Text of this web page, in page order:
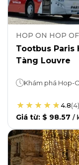
HOP ON HOP
Tootbus Paris
Tàng Louvre
4.8(4)
Giá từ: $ 98.57 /